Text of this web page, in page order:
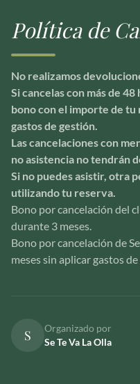
Política de
No realizamos
Si cancelas con más de
bono con el importe de tu
gastos de gestión.
Las cancelaciones con
no asistencia no tendrán
Si no puedes asistir, otra
utilizando tu reserva.
Bono por cancelación del
durante 3 meses.
Bono por cancelación de
meses sin aplicar gastos
S
Organizado por
Se Te Va La Olla